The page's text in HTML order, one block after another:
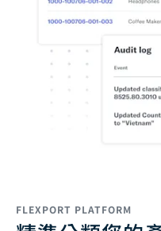
FLEXPORT PLATFORM